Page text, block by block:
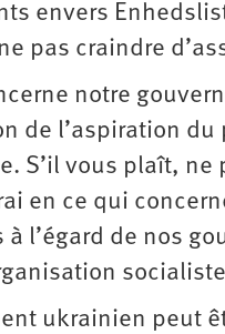
envers
pas craindre
notre
de l’aspiration
S’il vous plaît,
en ce qui
l’égard de nos
ukrainien peut